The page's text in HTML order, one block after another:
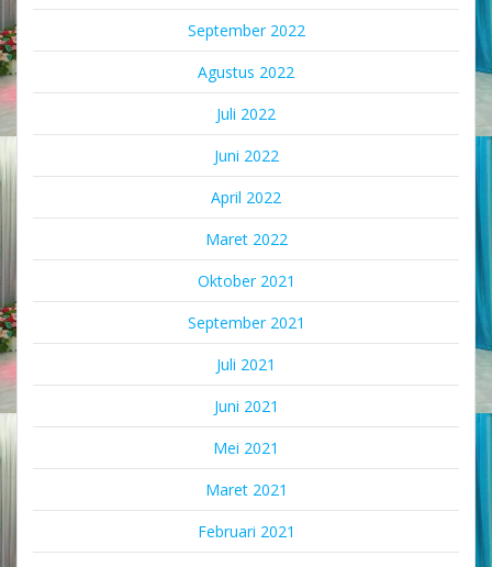
September 2022
Agustus 2022
Juli 2022
Juni 2022
April 2022
Maret 2022
Oktober 2021
September 2021
Juli 2021
Juni 2021
Mei 2021
Maret 2021
Februari 2021